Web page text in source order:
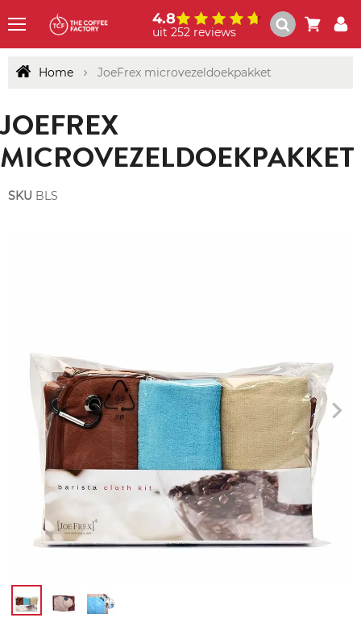
4.8
uit 252 reviews
Home JoeFrex microvezeldoekpakket
JOEFREX
MICROVEZELDOEKPAKKET
SKU BLS